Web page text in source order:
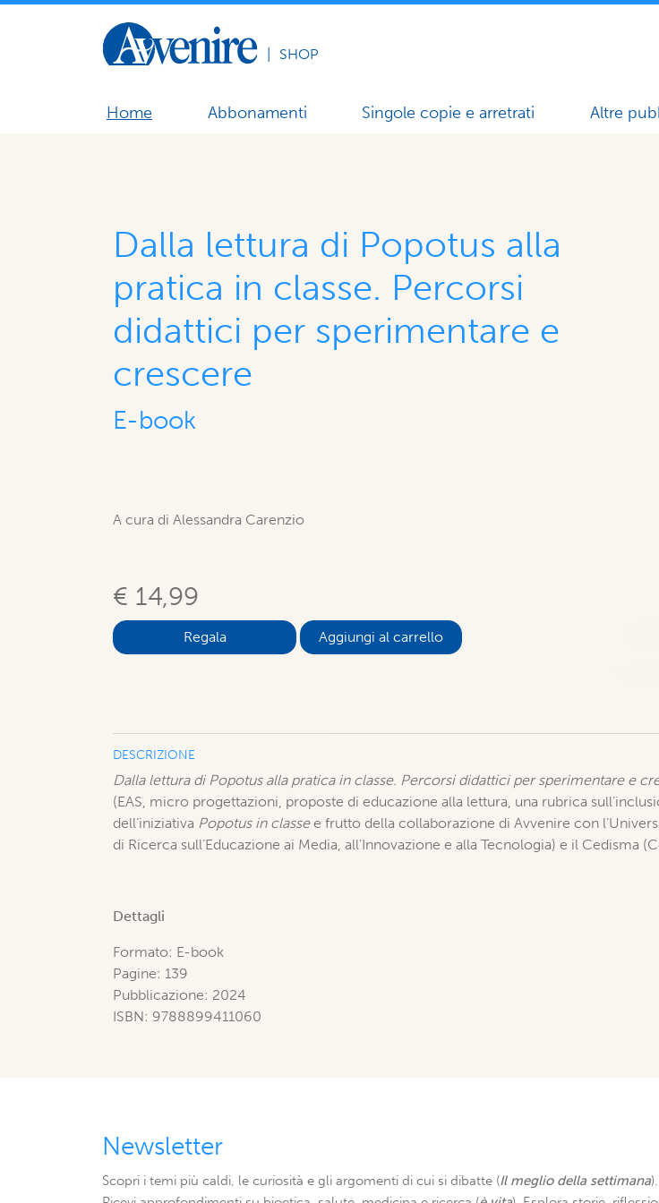
SHOP
Home Abbonamenti Singole copie e arretrati Altre
Dalla lettura di Popotus alla
pratica in classe. Percorsi
didattici per sperimentare e
crescere
E-book
A cura di Alessandra Carenzio
€ 14,99
Aggiungi al carrello
DESCRIZIONE
Dalla lettura di Popotus alla pratica in classe. Percorsi didattici per sperimentare e
(EAS, micro progettazioni, proposte di educazione alla lettura, una rubrica
dell’iniziativa Popotus in classee frutto della collaborazione di Avvenire con
di Ricerca sull’Educazione ai Media, all’Innovazione e alla Tecnologia) e il Cedisma
Dettagli
Formato: E-book
Pagine: 139
Pubblicazione: 2024
ISBN: 9788899411060
Newsletter
Scopri i temi più caldi, le curiosità e gli argomenti di cui si dibatte (Il meglio della settimana).